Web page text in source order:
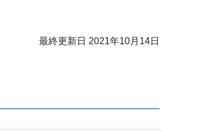
最終更新日 2021年10月14日